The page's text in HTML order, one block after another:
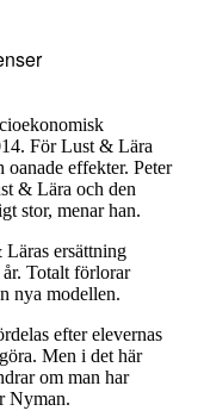
För Lust & Lära
effekter. Peter
& Lära och den
stor, menar han.
ersättning
Totalt förlorar
nya modellen.
efter elevernas
Men i det här
om man har
Nyman.